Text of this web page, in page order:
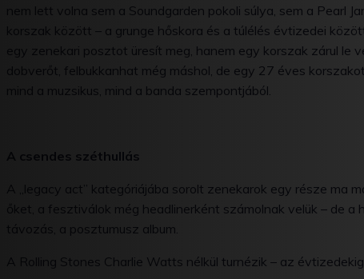
nem lett volna sem a Soundgarden pokoli súlya, sem a Pearl
korszak között – a grunge hőskora és a túlélés évtizedei
egy zenekari posztot üresít meg, hanem egy korszak zárul
dobverőt, felbukkanhat még máshol, de egy 27 éves
mind a muzsikus, mind a banda szempontjából.
A csendes széthullás
A „legacy act” kategóriájába sorolt zenekarok egy része ma
őket, a fesztiválok még headlinerként számolnak velük – de
távozás, a posztumusz album.
A Rolling Stones Charlie Watts nélkül turnézik – az